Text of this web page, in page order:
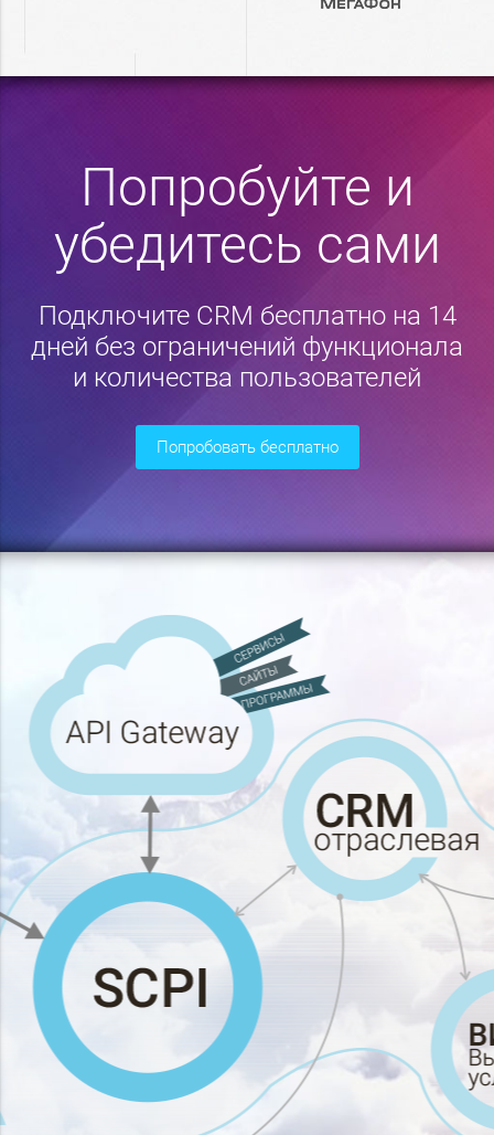
Попробуйте и
убедитесь сами
Подключите CRM бесплатно на 14
дней без ограничений функционала
и количества пользователей
попробовать бесплатно